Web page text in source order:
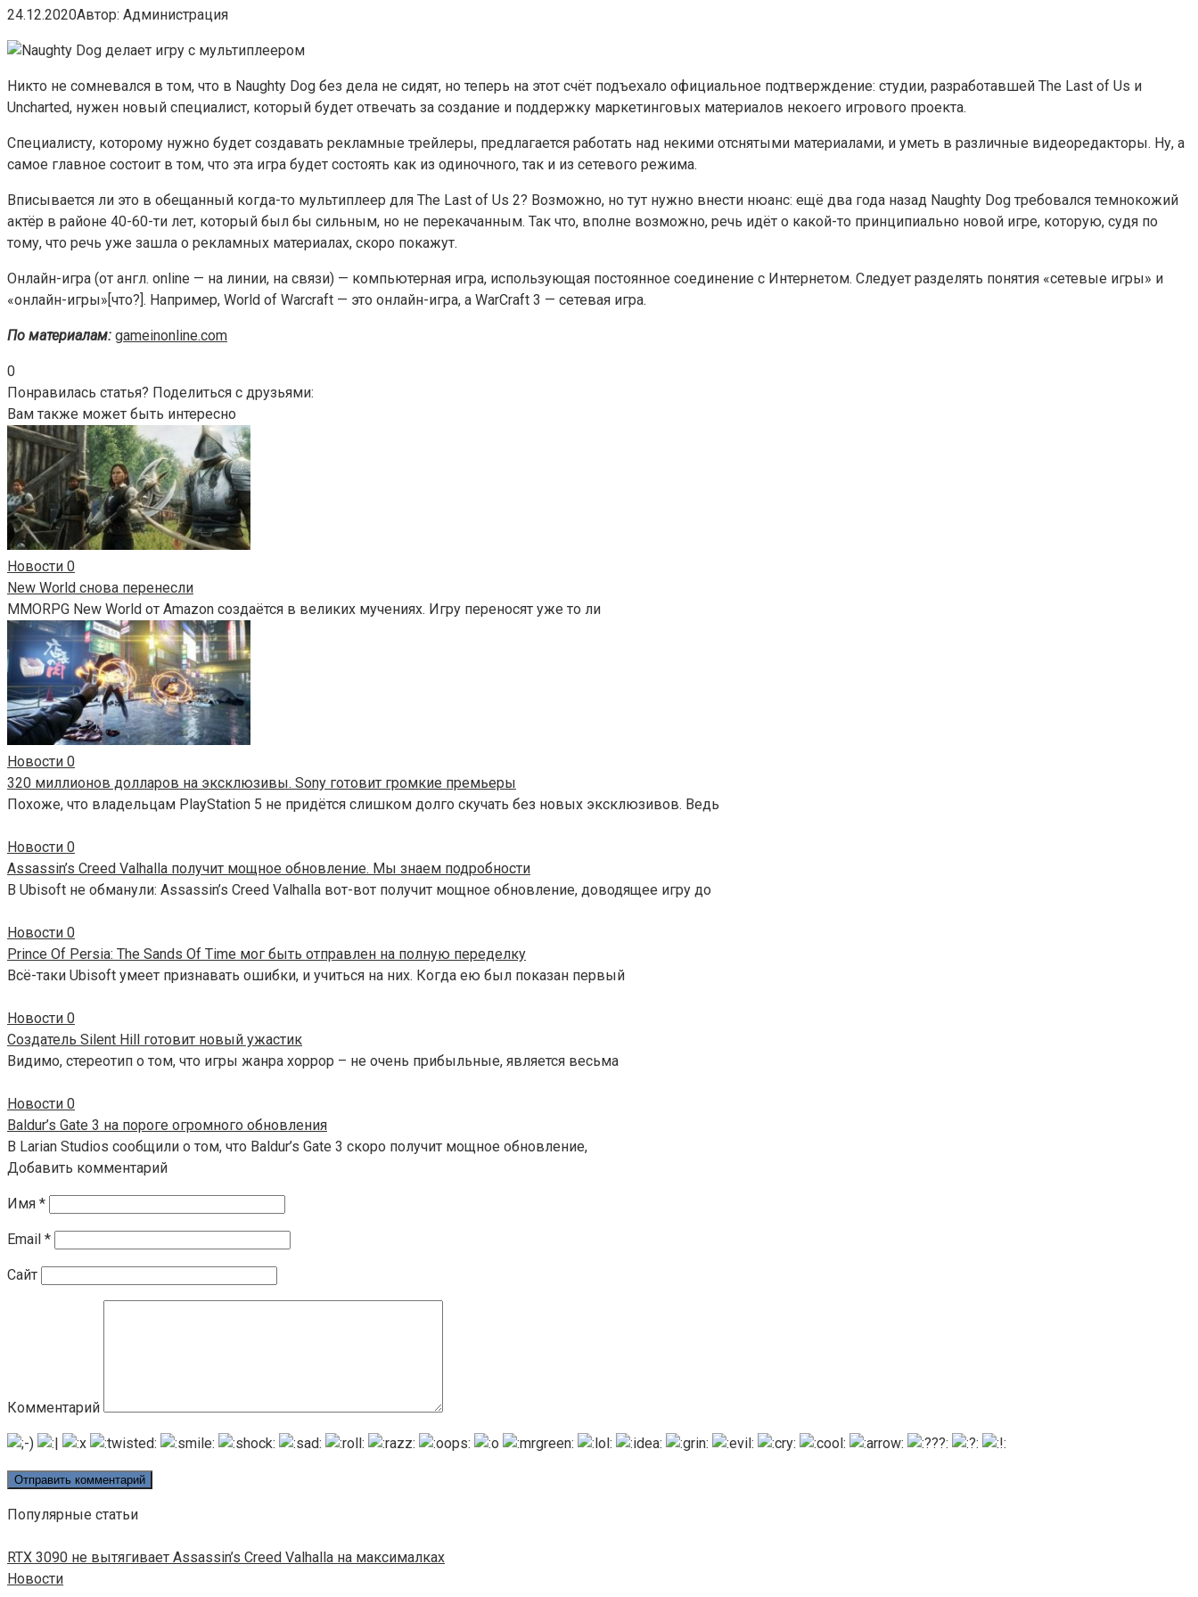
24.12.2020Автор: Администрация
Никто не сомневался в том, что в Naughty Dog без дела не сидят, но теперь на этот счёт подъехало официальное подтверждение: студии, разработавшей The Last of Us и
Uncharted, нужен новый специалист, который будет отвечать за создание и поддержку маркетинговых материалов некоего игрового проекта.
Специалисту, которому нужно будет создавать рекламные трейлеры, предлагается работать над некими отснятыми материалами, и уметь в различные видеоредакторы. Ну, а
самое главное состоит в том, что эта игра будет состоять как из одиночного, так и из сетевого режима.
Вписывается ли это в обещанный когда-то мультиплеер для The Last of Us 2? Возможно, но тут нужно внести нюанс: ещё два года назад Naughty Dog требовался темнокожий
актёр в районе 40-60-ти лет, который был бы сильным, но не перекачанным. Так что, вполне возможно, речь идёт о какой-то принципиально новой игре, которую, судя по
тому, что речь уже зашла о рекламных материалах, скоро покажут.
Онлайн-игра (от англ. online — на линии, на связи) — компьютерная игра, использующая постоянное соединение с Интернетом. Следует разделять понятия «сетевые игры» и
«онлайн-игры»[что?]. Например, World of Warcraft — это онлайн-игра, а WarCraft 3 — сетевая игра.
По материалам: gameinonline.com
0
Понравилась статья? Поделиться с друзьями:
Вам также может быть интересно
Новости 0
New World снова перенесли
MMORPG New World от Amazon создаётся в великих мучениях. Игру переносят уже то ли
Новости 0
320 миллионов долларов на эксклюзивы. Sony готовит громкие премьеры
Похоже, что владельцам PlayStation 5 не придётся слишком долго скучать без новых эксклюзивов. Ведь
Новости 0
Assassin’s Creed Valhalla получит мощное обновление. Мы знаем подробности
В Ubisoft не обманули: Assassin’s Creed Valhalla вот-вот получит мощное обновление, доводящее игру до
Новости 0
Prince Of Persia: The Sands Of Time мог быть отправлен на полную переделку
Всё-таки Ubisoft умеет признавать ошибки, и учиться на них. Когда ею был показан первый
Новости 0
Создатель Silent Hill готовит новый ужастик
Видимо, стереотип о том, что игры жанра хоррор – не очень прибыльные, является весьма
Новости 0
Baldur’s Gate 3 на пороге огромного обновления
В Larian Studios сообщили о том, что Baldur’s Gate 3 скоро получит мощное обновление,
Добавить комментарий
Имя *
Email *
Сайт
Комментарий
Популярные статьи
RTX 3090 не вытягивает Assassin’s Creed Valhalla на максималках
Новости